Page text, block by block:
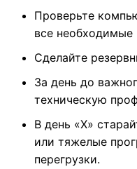
Проверьте
все
Сделайте
За день до
техническую
В день «Х»
или тяжелые
перегрузки.